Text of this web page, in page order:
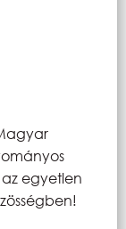
egyetlen